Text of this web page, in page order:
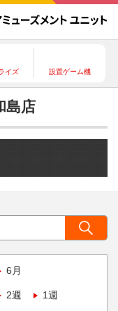
イズ 設置ゲーム機
島店
6月
2週 1週